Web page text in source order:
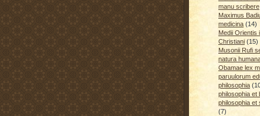
manu scribere
Maximus
medicina (14)
Medii Orientis
Christiani (15)
Musonii Rufi
natura
Obamae lex
paruulorum
philosophia
philosophia et
philosophia et
(7)